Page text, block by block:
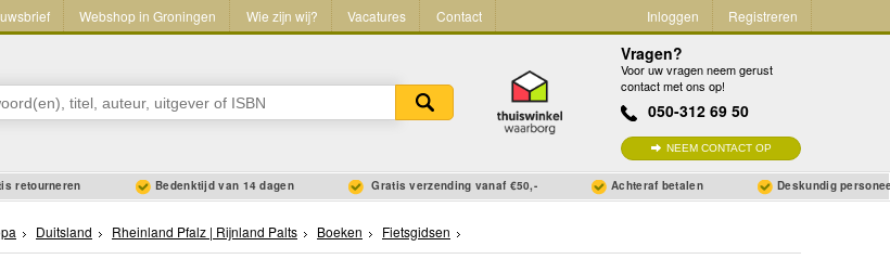
Webshop in Groningen Wie zijn wij? Vacatures Contact Inloggen Registreren
Vragen?
Voor uw vragen neem gerust
contact met ons op!
050-312 69 50
NEEM CONTACT OP
retourneren Bedenktijd van 14 dagen Gratis verzending vanaf €50,- Achteraf betalen Deskundig
Duitsland Rheinland Pfalz | Rijnland Palts Boeken Fietsgidsen